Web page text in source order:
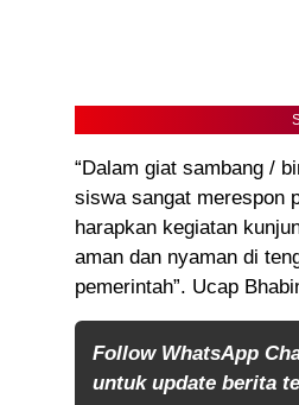
“Dalam giat sambang /
siswa sangat merespon
harapkan kegiatan
aman dan nyaman di
pemerintah”. Ucap
Follow WhatsApp
untuk update berita